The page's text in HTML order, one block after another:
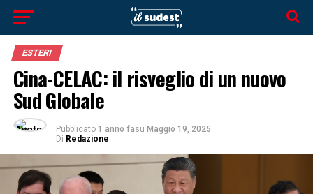
ESTERI
Cina-CELAC: il risveglio di un nuovo
Sud Globale
Pubblicato 1 anno fasu Maggio 19, 2025
Di Redazione